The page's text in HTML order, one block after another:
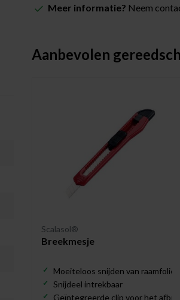
Meer informatie? Neem
Aanbevolen
Scalasol®
Breekmesje
Moeiteloos snijden van raamfolie
Snijdeel intrekbaar
Geïntegreerde clip voor het